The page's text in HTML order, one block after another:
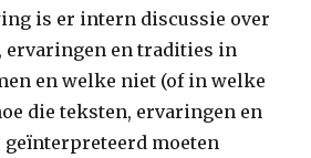
is er intern discussie over
ervaringen en tradities in
en welke niet (of in welke
die teksten, ervaringen en
moeten